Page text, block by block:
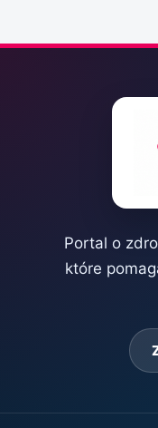
Portal o
które